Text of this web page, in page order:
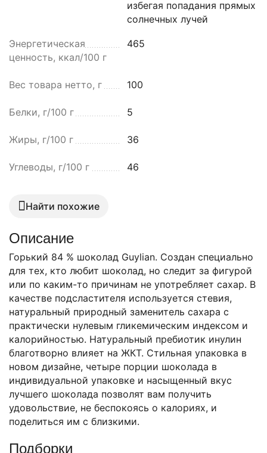
избегая попадания прямых
солнечных лучей
Энергетическая
ценность, ккал/100 г
465
Вес товара нетто, г 100
Белки, г/100 г 5
Жиры, г/100 г 36
Углеводы, г/100 г 46
Найти похожие
Описание
Горький 84 % шоколад Guylian. Создан специально
для тех, кто любит шоколад, но следит за фигурой
или по каким-то причинам не употребляет сахар. В
качестве подсластителя используется стевия,
натуральный природный заменитель сахара с
практически нулевым гликемическим индексом и
калорийностью. Натуральный пребиотик инулин
благотворно влияет на ЖКТ. Стильная упаковка в
новом дизайне, четыре порции шоколада в
индивидуальной упаковке и насыщенный вкус
лучшего шоколада позволят вам получить
удовольствие, не беспокоясь о калориях, и
поделиться им с близкими.
Подборки